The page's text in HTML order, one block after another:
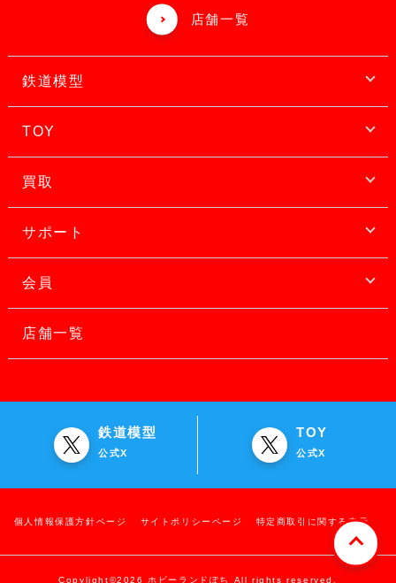
店舗一覧
鉄道模型
TOY
買取
サポート
会員
店舗一覧
鉄道模型
公式X
TOY
公式X
個人情報保護方針ページ サイトポリシーページ 特定商取引に関する表示
Copylight©2026 ホビーランドぽち All rights reserved.